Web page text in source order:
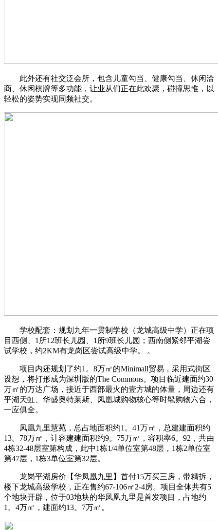
此外还有社交泛会所，包含儿童勾当、健康勾当、休闲洽
商、休闲棋牌等多功能，让业从们正在此欢聚，碰撞思惟，以
轻松的姿势实现同频社交。
学校配套：规划九年一贯制学校（龙城高级中学）正在项
目西侧、1所12班长儿园、1所9班长儿园；西南侧紧邻平湖尝
试学校，约2KM有龙岗区尝试高级中学。 。
项目内还规划了约1。8万㎡的Minimall贸易，采用式街区
设想，将打形成为深圳版的The Commons。项目临近建面约30
万㎡的万达广场，接近于西部最火的壹方城的体量，周边还有
平湖天虹、华盛奥特莱斯、凤凰城购物核心等时髦购物六合，
一应俱全。
凤凰九里慧苑，总占地面积约1。41万㎡，总建建面积约
13。78万㎡，计容建建面积约9。75万㎡，容积率6。92，共由
4栋32-48层室第构成，此中1栋1/4单位室第48层，1栋2单位室
第47层，1栋3单位室第32层。
龙岗平湖房价【华凤凰九里】首付15万买三房，带精拆，
楼下龙城高级学校，正在售约67-106㎡2-4房。项目全体共有5
个地块开辟，位于03地块的华凤凰九里是首发项目，占地约
1。4万㎡，建面约13。7万㎡。